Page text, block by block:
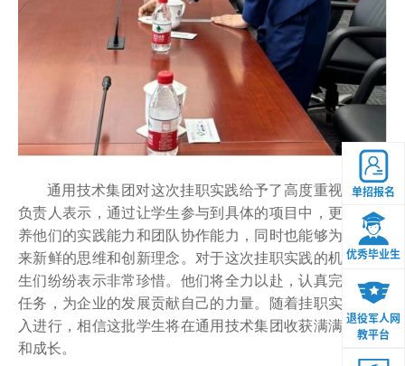
通用技术集团对这次挂职实践给予了高度重视。相关
负责人表示，通过让学生参与到具体的项目中，更好地培
养他们的实践能力和团队协作能力，同时也能够为企业带
来新鲜的思维和创新理念。对于这次挂职实践的机会，学
生们纷纷表示非常珍惜。他们将全力以赴，认真完成实践
任务，为企业的发展贡献自己的力量。随着挂职实践的深
入进行，相信这批学生将在通用技术集团收获满满的经验
和成长。
单招报名
优秀毕业生
退役军人网
教平台